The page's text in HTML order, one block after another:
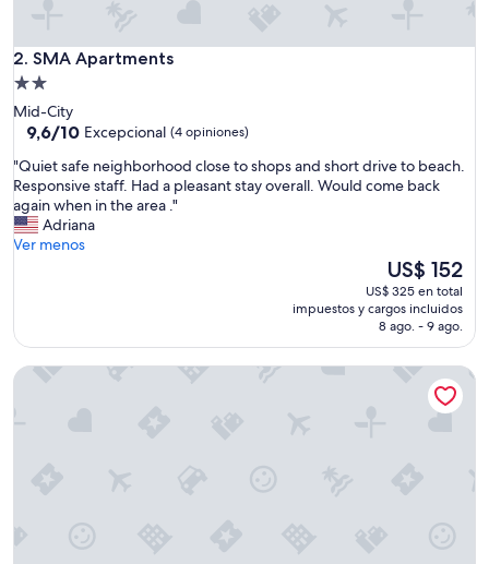
2. SMA Apartments
SMA Apartments
Propiedad
de
2.0
Mid-City
9.6
10,
Excepcional,
(4
opiniones)
9,6/10 Excepcional (4 opiniones)
"
Q
u
i
e
e
e
"Quiet safe neighborhood close to shops and short drive to beach.
Responsive staff. Had a pleasant stay overall. Would come back
again when in the area ."
Adriana
Ver menos
El
precio
actual
es
de
US$ 152
US$ 152
US$ 325 en total
impuestos y cargos incluidos
8 ago. - 9 ago.
Dockside Boat & Bed Long Beach